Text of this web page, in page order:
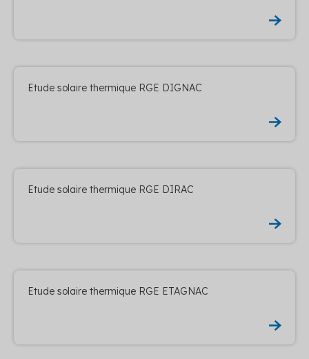
Etude solaire thermique RGE DIGNAC
Etude solaire thermique RGE DIRAC
Etude solaire thermique RGE ETAGNAC